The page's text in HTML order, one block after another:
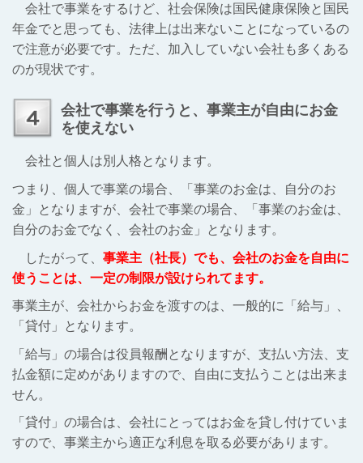
会社で事業をするけど、社会保険は国民健康保険と国民
年金でと思っても、法律上は出来ないことになっているの
で注意が必要です。ただ、加入していない会社も多くある
のが現状です。
会社で事業を行うと、事業主が自由にお金
を使えない
会社と個人は別人格となります。
つまり、個人で事業の場合、「事業のお金は、自分のお
金」となりますが、会社で事業の場合、「事業のお金は、
自分のお金でなく、会社のお金」となります。
したがって、 事業主（社長）でも、会社のお金を自由に
使うことは、一定の制限が設けられてます。
事業主が、会社からお金を渡すのは、一般的に「給与」、
「貸付」となります。
「給与」の場合は役員報酬となりますが、支払い方法、支
払金額に定めがありますので、自由に支払うことは出来ま
せん。
「貸付」の場合は、会社にとってはお金を貸し付けていま
すので、事業主から適正な利息を取る必要があります。